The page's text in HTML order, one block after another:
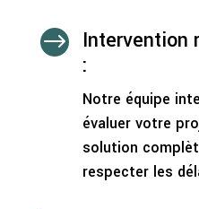
$ Intervention
:
Notre équipe
évaluer votre
solution
respecter les